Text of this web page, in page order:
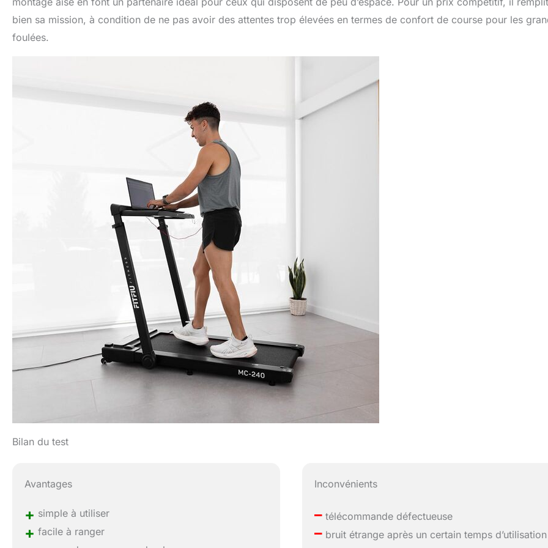
bien sa mission, à condition de ne pas avoir des attentes trop élevées en termes de confort de course pour les
foulées.
Bilan du test
Avantages
+ simple à utiliser
+ facile à ranger
Inconvénients
– télécommande défectueuse
– bruit étrange après un certain temps d’utilisation